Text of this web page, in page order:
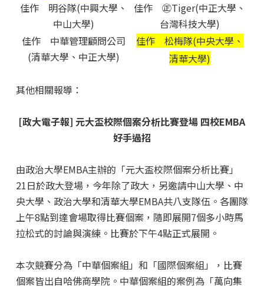
佳作 明谷隊(中興大學、
中山大學)
佳作 ㊣Tiger(中正大學、
台灣科技大學)
佳作 中華管理顧問公司
(清華大學、中正大學)
佳作 松梅隊(中央大學、
清華大學)
其他相關報導：
[政大電子報] 元大盃校際個案分析比賽登場 四校EMBA
好手過招
由政治大學EMBA主辦的「元大盃校際個案分析比賽」
21日於政大登場，今年除了政大，另邀請中山大學、中
央大學、政治大學和清華大學EMBA共八支隊伍。各團隊
上午8點到達會場取得比賽個案，隨即展開7個多小時馬
拉松式的討論與演練。比賽於下午4點正式展開。
本次競賽分為「中華個案組」和「國際個案組」，比賽
個案皆出自哈佛商學院。中華個案組的案例為「萬向集